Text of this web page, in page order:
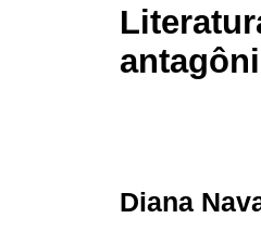
Diana